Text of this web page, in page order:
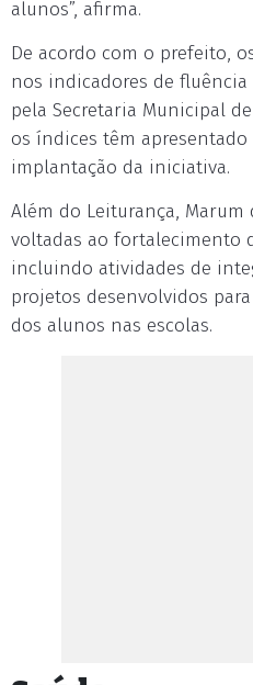
alunos”, afirma.
De acordo com o prefeito,
nos indicadores de
pela Secretaria Municipal
os índices têm
implantação da iniciativa.
Além do Leiturança, Marum
voltadas ao fortalecimento
incluindo atividades de
projetos desenvolvidos
dos alunos nas escolas.